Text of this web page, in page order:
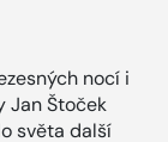
nocí i
Jan Štoček
světa další